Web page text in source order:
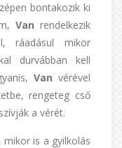
bontakozik ki
Van rendelkezik
ráadásul mikor
durvábban kell
Van vérével
rengeteg cső
a vérét.
is a gyilkolás